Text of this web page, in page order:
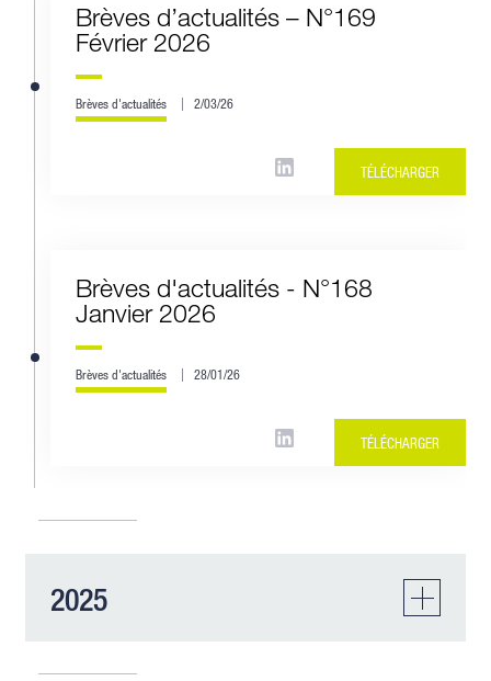
Brèves d’actualités – N°169
Février 2026
Brèves d'actualités 2/03/26
TÉLÉCHARGER
Brèves d'actualités - N°168
Janvier 2026
Brèves d'actualités 28/01/26
TÉLÉCHARGER
2025